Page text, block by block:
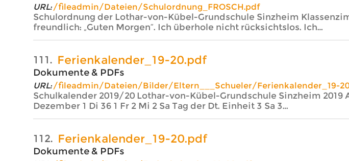
URL: /fileadmin/Dateien/Schulordnung_FROSCH.pdf
Schulordnung der Lothar-von-Kübel-Grundschule Sinzheim
freundlich: „Guten Morgen“. Ich überhole nicht rücksichtslos. Ich…
111. Ferienkalender_19-20.pdf
Dokumente & PDFs
URL: /fileadmin/Dateien/Bilder/Eltern___Schueler/Ferienkalender_19-
Schulkalender 2019/20 Lothar-von-Kübel-Grundschule Sinzheim 2019
Dezember 1 Di 36 1 Fr 2 Mi 2 Sa Tag der Dt. Einheit 3 Sa 3…
112. Ferienkalender_19-20.pdf
Dokumente & PDFs